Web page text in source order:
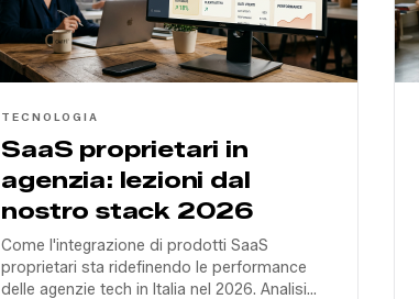
TECNOLOGIA
SaaS proprietari in
agenzia: lezioni dal
nostro stack 2026
Come l'integrazione di prodotti SaaS
proprietari sta ridefinendo le performance
delle agenzie tech in Italia nel 2026. Analisi